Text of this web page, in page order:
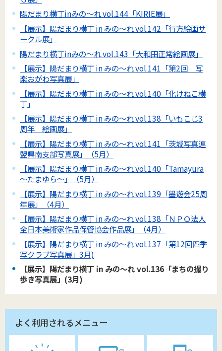
陽だまり横丁inみの～れ vol.144「KIRIE展」
【展示】陽だまり横丁 in みの～れ vol.142「行方絵画サ
ークル展」
陽だまり横丁inみの～れ vol.143「大和田正常絵画展」
【展示】陽だまり横丁 in みの～れ vol.141「第2回 写
楽おがわ写真展」
【展示】陽だまり横丁 in みの～れ vol.140「化けねこ横
丁」
【展示】陽だまり横丁 in みの～れ vol.138「いもこじ3
周年 絵画展」
【展示】陽だまり横丁 in みの～れ vol.141「茨城写真連
盟県南支部写真展」（5月）
【展示】陽だまり横丁 in みの～れ vol.140「Tamayura
～たまゆら～」（5月）
【展示】陽だまり横丁 in みの～れ vol.139「墨遊会25周
年展」（4月）
【展示】陽だまり横丁 in みの～れ vol.138「ＮＰＯ法人
全日本美術家作品保管協会作品展」（4月）
【展示】陽だまり横丁 in みの～れ vol.137「第12回四季
写クラブ写真展」3月)
【展示】陽だまり横丁 in みの～れ vol.136「まちの撮り
歩き写真展」(3月)
よく利用されるメニュー